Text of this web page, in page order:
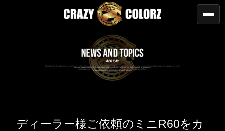
ディーラー様ご依頼のミニR60をカ